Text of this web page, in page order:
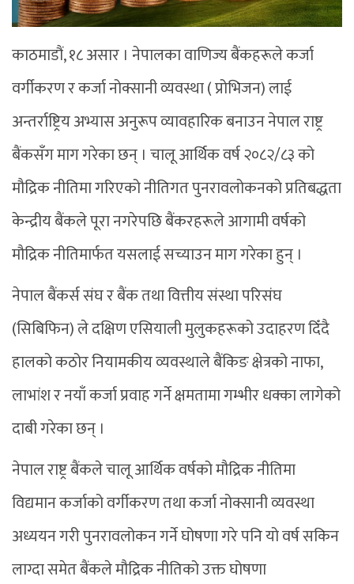
काठमाडौं, १८ असार । नेपालका वाणिज्य बैंकहरूले कर्जा
वर्गीकरण र कर्जा नोक्सानी व्यवस्था ( प्रोभिजन) लाई
अन्तर्राष्ट्रिय अभ्यास अनुरूप व्यावहारिक बनाउन नेपाल राष्ट्र
बैंकसँग माग गरेका छन् । चालू आर्थिक वर्ष २०८२/८३ को
मौद्रिक नीतिमा गरिएको नीतिगत पुनरावलोकनको प्रतिबद्धता
केन्द्रीय बैंकले पूरा नगरेपछि बैंकरहरूले आगामी वर्षको
मौद्रिक नीतिमार्फत यसलाई सच्याउन माग गरेका हुन् ।
नेपाल बैंकर्स संघ र बैंक तथा वित्तीय संस्था परिसंघ
(सिबिफिन) ले दक्षिण एसियाली मुलुकहरूको उदाहरण दिँदै
हालको कठोर नियामकीय व्यवस्थाले बैंकिङ क्षेत्रको नाफा,
लाभांश र नयाँ कर्जा प्रवाह गर्ने क्षमतामा गम्भीर धक्का लागेको
दाबी गरेका छन् ।
नेपाल राष्ट्र बैंकले चालू आर्थिक वर्षको मौद्रिक नीतिमा
विद्यमान कर्जाको वर्गीकरण तथा कर्जा नोक्सानी व्यवस्था
अध्ययन गरी पुनरावलोकन गर्ने घोषणा गरे पनि यो वर्ष सकिन
लाग्दा समेत बैंकले मौद्रिक नीतिको उक्त घोषणा